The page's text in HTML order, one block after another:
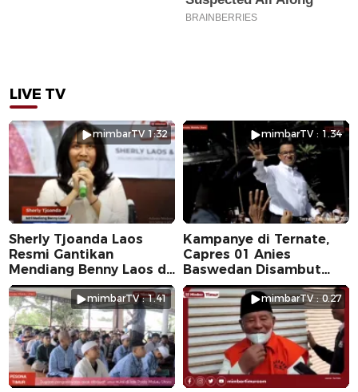
LIVE TV
mimbarTV 1:32
Sherly Tjoanda Laos
Resmi Gantikan
Mendiang Benny Laos di
Pilkada 2024
mimbarTV : 1.34
Kampanye di Ternate,
Capres 01 Anies
Baswedan Disambut
Ribuan Warga
mimbarTV : 1.41 mimbarTV : 0.27